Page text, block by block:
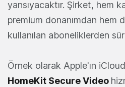
yansıyacaktır. Şirket, hem
premium donanımdan hem
kullanılan aboneliklerden
Örnek olarak Apple'ın
HomeKit Secure Video